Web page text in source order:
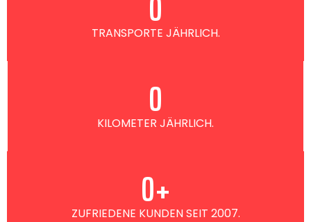
TRANSPORTE JÄHRLICH.
KILOMETER JÄHRLICH.
0
ZUFRIEDENE KUNDEN SEIT 2007.
0+